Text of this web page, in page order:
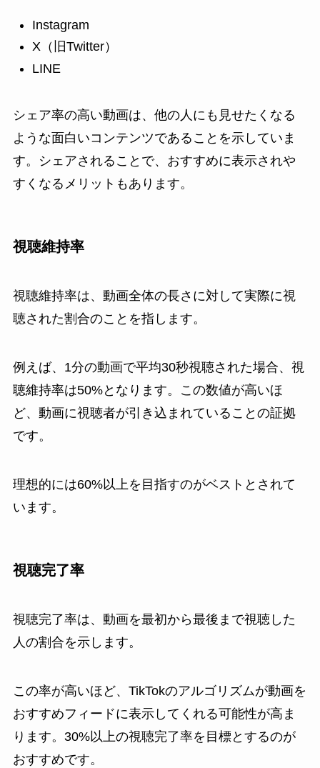
Instagram
X（旧Twitter）
LINE
シェア率の高い動画は、他の人にも見せたくなる
ような面白いコンテンツであることを示していま
す。シェアされることで、おすすめに表示されや
すくなるメリットもあります。
視聴維持率
視聴維持率は、動画全体の長さに対して実際に視
聴された割合のことを指します。
例えば、1分の動画で平均30秒視聴された場合、視
聴維持率は50%となります。この数値が高いほ
ど、動画に視聴者が引き込まれていることの証拠
です。
理想的には60%以上を目指すのがベストとされて
います。
視聴完了率
視聴完了率は、動画を最初から最後まで視聴した
人の割合を示します。
この率が高いほど、TikTokのアルゴリズムが動画を
おすすめフィードに表示してくれる可能性が高ま
ります。30%以上の視聴完了率を目標とするのが
おすすめです。